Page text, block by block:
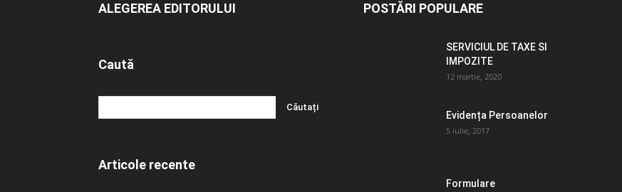
ALEGEREA EDITORULUI
Caută
Articole recente
POSTĂRI POPULARE
SERVICIUL DE TAXE SI
IMPOZITE
12 martie, 2020
Evidența Persoanelor
5 iulie, 2017
Formulare